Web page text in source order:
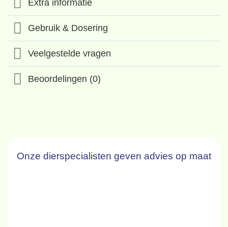
Extra informatie
Gebruik & Dosering
Veelgestelde vragen
Beoordelingen (0)
Onze dierspecialisten geven advies op maat